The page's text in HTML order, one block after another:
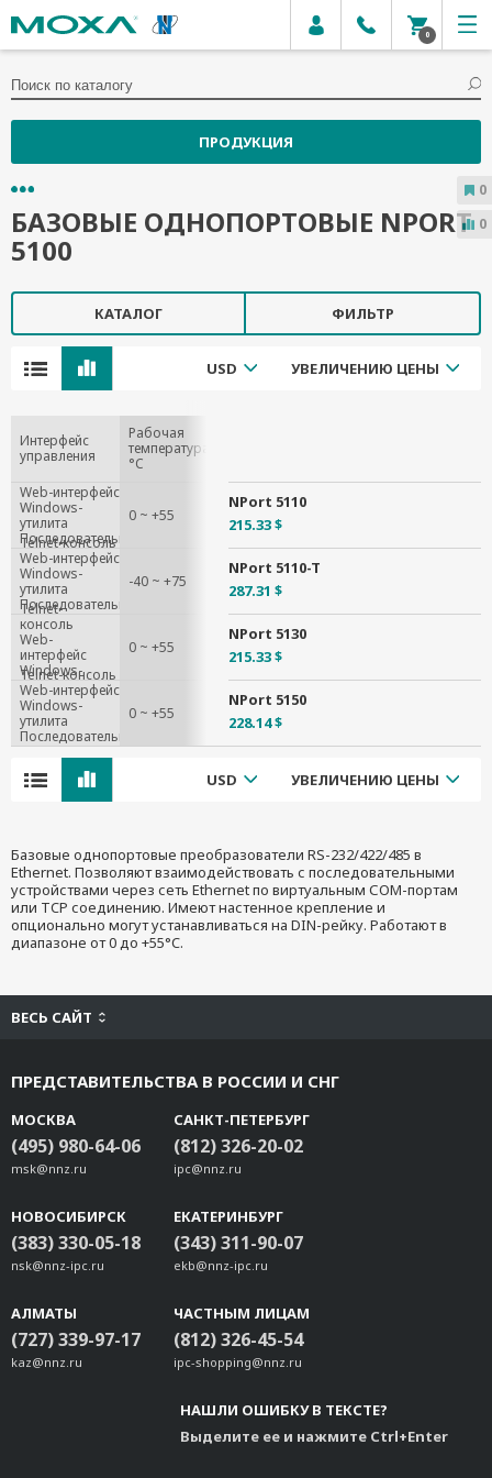
0
ПРОДУКЦИЯ
БАЗОВЫЕ ОДНОПОРТОВЫЕ NPORT
5100
КАТАЛОГ ФИЛЬТР
USD УВЕЛИЧЕНИЮ ЦЕНЫ
NPort 5110
215.33 $
NPort 5110-T
287.31 $
NPort 5130
215.33 $
NPort 5150
228.14 $
Интерфейс
управления
Web-интерфейс
Windows-
утилита
Последовательная
консоль
Telnet-консоль
Web-интерфейс
Windows-
утилита
Последовательная
консоль
Telnet-
консоль
Web-
интерфейс
Windows-
утилита
Telnet-консоль
Web-интерфейс
Windows-
утилита
Последовательная
консоль
Рабочая
температура,
°C
0 ~ +55
-40 ~ +75
0 ~ +55
0 ~ +55
USD УВЕЛИЧЕНИЮ ЦЕНЫ
Базовые однопортовые преобразователи RS-232/422/485 в
Ethernet. Позволяют взаимодействовать с последовательными
устройствами через сеть Ethernet по виртуальным СОМ-портам
или TCP соединению. Имеют настенное крепление и
опционально могут устанавливаться на DIN-рейку. Работают в
диапазоне от 0 до +55°C.
ВЕСЬ САЙТ
ПРЕДСТАВИТЕЛЬСТВА В РОССИИ И СНГ
МОСКВА
(495) 980-64-06
msk@nnz.ru
САНКТ-ПЕТЕРБУРГ
(812) 326-20-02
ipc@nnz.ru
НОВОСИБИРСК
(383) 330-05-18
nsk@nnz-ipc.ru
ЕКАТЕРИНБУРГ
(343) 311-90-07
ekb@nnz-ipc.ru
АЛМАТЫ
(727) 339-97-17
kaz@nnz.ru
ЧАСТНЫМ ЛИЦАМ
(812) 326-45-54
ipc-shopping@nnz.ru
НАШЛИ ОШИБКУ В ТЕКСТЕ?
Выделите ее и нажмите Ctrl+Enter
0
0